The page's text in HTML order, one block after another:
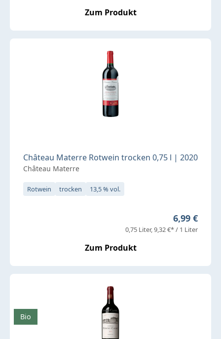
Zum Produkt
Château Materre Rotwein trocken 0,75 l | 2020
Château Materre
Rotwein trocken 13,5 % vol.
Regulärer
6,99 €
0,75 Liter 9,32 €* / 1 Liter
Zum Produkt
Bio